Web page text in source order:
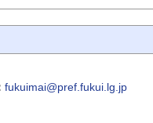
fukuimai@pref.fukui.lg.jp